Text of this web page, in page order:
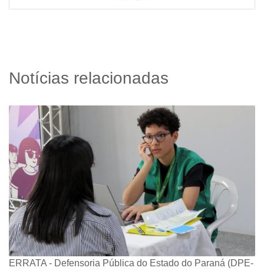
Notícias relacionadas
ERRATA - Defensoria Pública do Estado do Paraná (DPE-